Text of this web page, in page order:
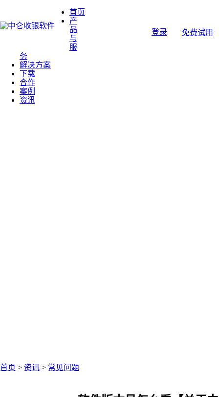
首页
产
品
与
服
务
解决方案
下载
合作
案例
资讯
登录 免费试用
首页 > 资讯 > 常见问题